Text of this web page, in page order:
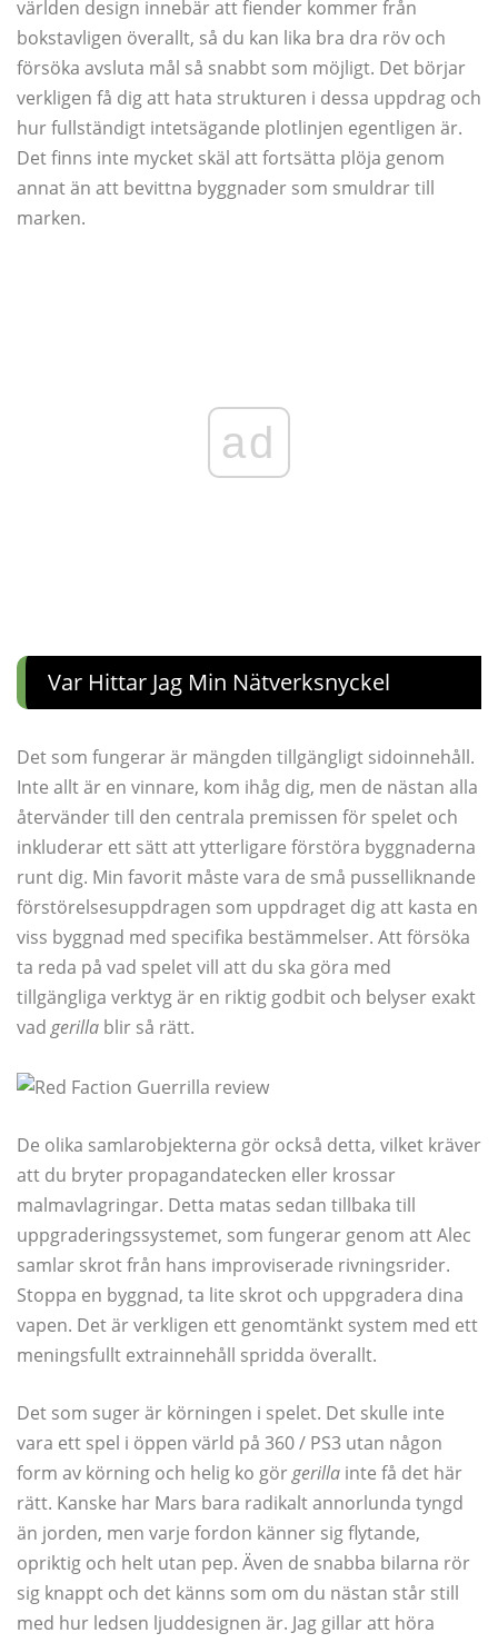
världen design innebär att fiender kommer från
bokstavligen överallt, så du kan lika bra dra röv och
försöka avsluta mål så snabbt som möjligt. Det börjar
verkligen få dig att hata strukturen i dessa uppdrag och
hur fullständigt intetsägande plotlinjen egentligen är.
Det finns inte mycket skäl att fortsätta plöja genom
annat än att bevittna byggnader som smuldrar till
marken.
ad
Var Hittar Jag Min Nätverksnyckel
Det som fungerar är mängden tillgängligt sidoinnehåll.
Inte allt är en vinnare, kom ihåg dig, men de nästan alla
återvänder till den centrala premissen för spelet och
inkluderar ett sätt att ytterligare förstöra byggnaderna
runt dig. Min favorit måste vara de små pusselliknande
förstörelsesuppdragen som uppdraget dig att kasta en
viss byggnad med specifika bestämmelser. Att försöka
ta reda på vad spelet vill att du ska göra med
tillgängliga verktyg är en riktig godbit och belyser exakt
vadgerilla blir så rätt.
De olika samlarobjekterna gör också detta, vilket kräver
att du bryter propagandatecken eller krossar
malmavlagringar. Detta matas sedan tillbaka till
uppgraderingssystemet, som fungerar genom att Alec
samlar skrot från hans improviserade rivningsrider.
Stoppa en byggnad, ta lite skrot och uppgradera dina
vapen. Det är verkligen ett genomtänkt system med ett
meningsfullt extrainnehåll spridda överallt.
Det som suger är körningen i spelet. Det skulle inte
vara ett spel i öppen värld på 360 / PS3 utan någon
form av körning och helig ko gör gerilla inte få det här
rätt. Kanske har Mars bara radikalt annorlunda tyngd
än jorden, men varje fordon känner sig flytande,
opriktig och helt utan pep. Även de snabba bilarna rör
sig knappt och det känns som om du nästan står still
med hur ledsen ljuddesignen är. Jag gillar att höra